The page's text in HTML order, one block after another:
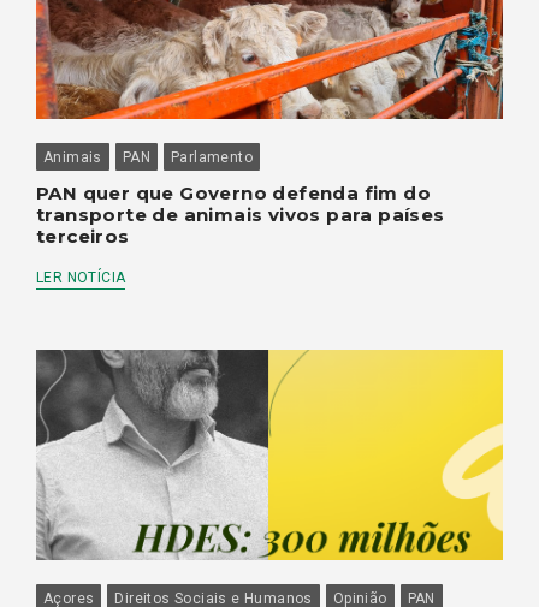
Animais PAN Parlamento
PAN quer que Governo defenda fim do
transporte de animais vivos para países
terceiros
LER NOTÍCIA
Açores Direitos Sociais e Humanos Opinião PAN